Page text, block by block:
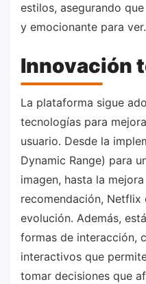
estilos, asegurando
y emocionante para ver.
Innovación
La plataforma sigue
tecnologías para
usuario. Desde la
Dynamic Range) para
imagen, hasta la
recomendación, Netflix
evolución. Además,
formas de interacción,
interactivos que
tomar decisiones que